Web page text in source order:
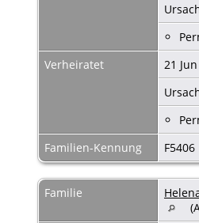
Verheiratet
21
Familien-Kennung
F5406
Familie